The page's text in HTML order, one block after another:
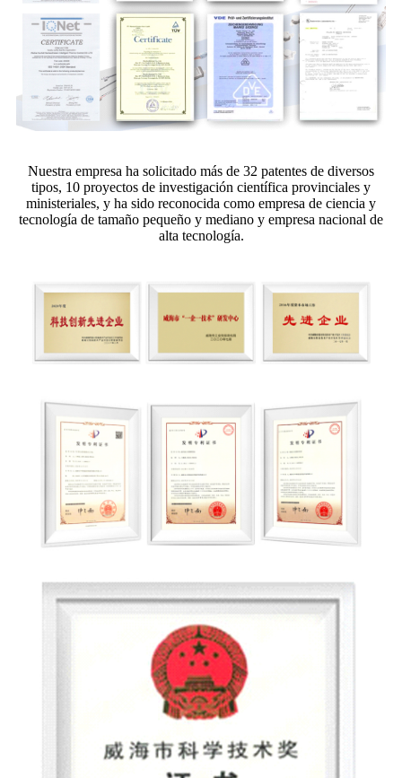
Nuestra empresa ha solicitado más de 32 patentes de diversos
tipos, 10 proyectos de investigación científica provinciales y
ministeriales, y ha sido reconocida como empresa de ciencia y
tecnología de tamaño pequeño y mediano y empresa nacional de
alta tecnología.